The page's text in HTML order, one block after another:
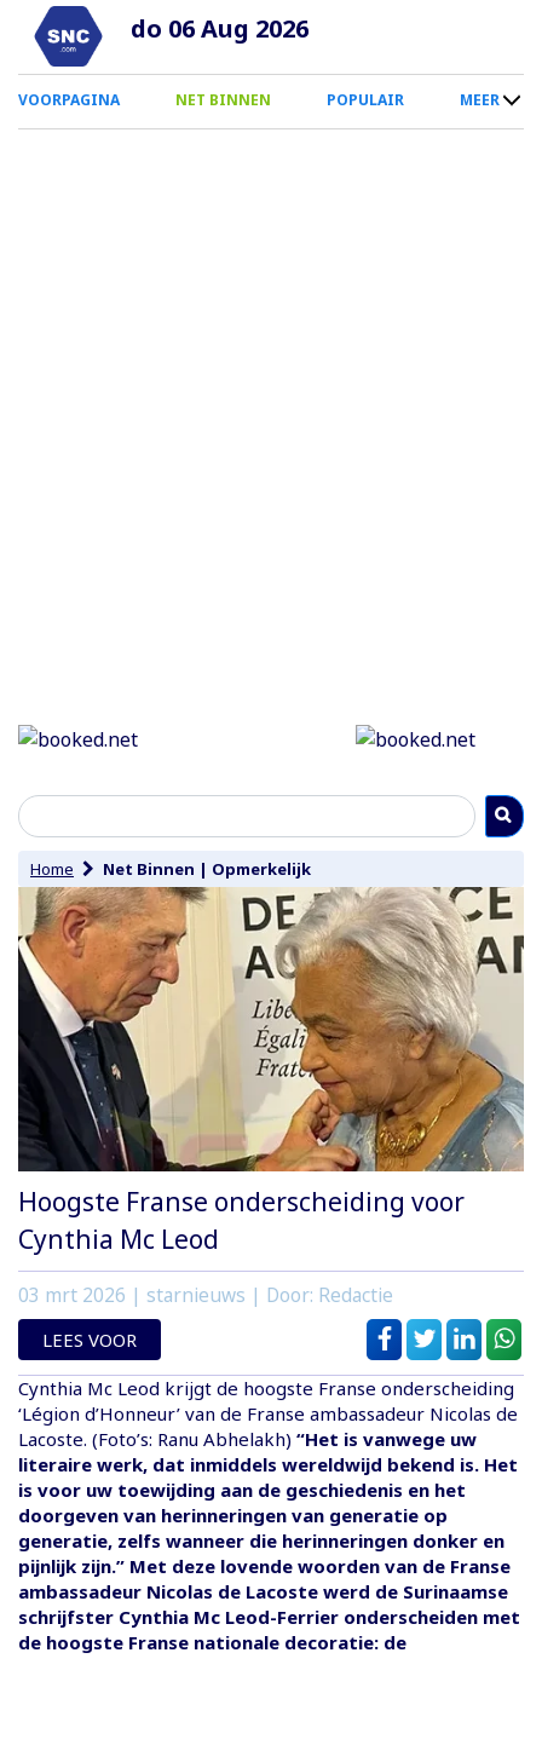
Overslaan
naar
inhoud
do 06 Aug 2026
0
Smartphone
VOORPAGINA NET BINNEN POPULAIR MEER
Home Net Binnen | Opmerkelijk
Hoogste Franse onderscheiding voor
Cynthia Mc Leod
03 mrt 2026 | starnieuws | Door: Redactie
LEES VOOR
Cynthia Mc Leod krijgt de hoogste Franse onderscheiding
‘Légion d’Honneur’ van de Franse ambassadeur Nicolas de
Lacoste. (Foto’s: Ranu Abhelakh) “Het is vanwege uw
literaire werk, dat inmiddels wereldwijd bekend is. Het
is voor uw toewijding aan de geschiedenis en het
doorgeven van herinneringen van generatie op
generatie, zelfs wanneer die herinneringen donker en
pijnlijk zijn.” Met deze lovende woorden van de Franse
ambassadeur Nicolas de Lacoste werd de Surinaamse
schrijfster Cynthia Mc Leod-Ferrier onderscheiden met
de hoogste Franse nationale decoratie: de